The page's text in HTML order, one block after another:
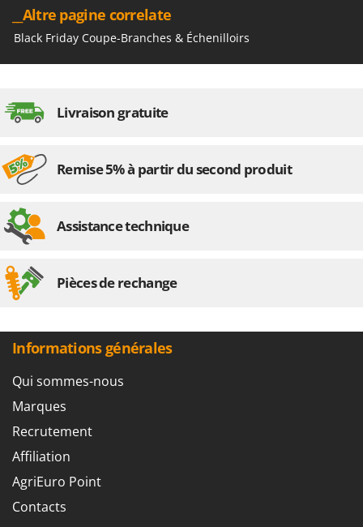
New O.M.R.A.
Nilfisk
Novital
NuovaFac
Oliviero
OMA
Ooni
P
Paterlini
__Altre pagine correlate
Black Friday Coupe-Branches & Échenilloirs
Livraison gratuite
Remise 5% à partir du second produit
Assistance technique
Pièces de rechange
Informations générales
Qui sommes-nous
Marques
Recrutement
Affiliation
AgriEuro Point
Contacts